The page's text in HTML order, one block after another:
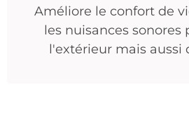
Améliore le confort de
les nuisances sonores
l'extérieur mais aussi